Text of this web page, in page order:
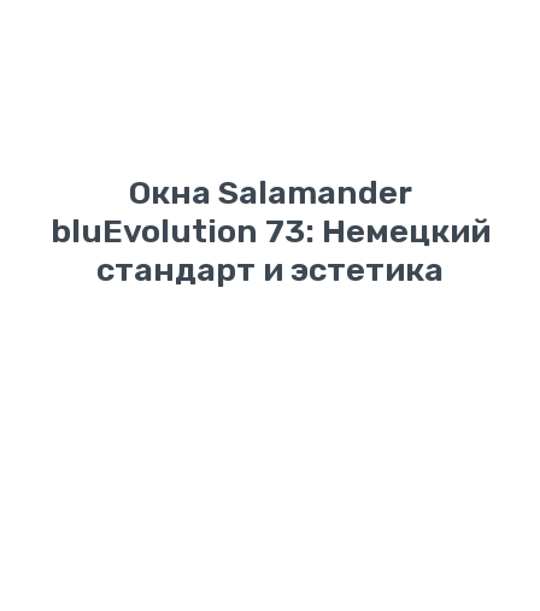
Окна Salamander
bluEvolution 73: Немецкий
стандарт и эстетика